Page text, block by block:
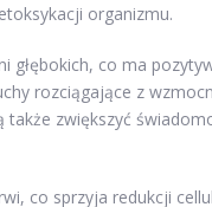
organizmu.
co ma
rozciągające z
zwiększyć
co sprzyja redukcji